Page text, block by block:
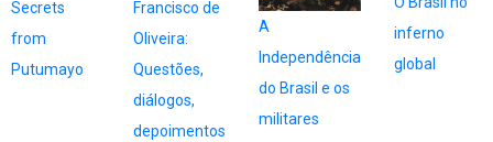
Secrets
from
Putumayo
Francisco de
Oliveira:
Questões,
diálogos,
depoimentos
A
Independência
do Brasil e os
militares
inferno
global